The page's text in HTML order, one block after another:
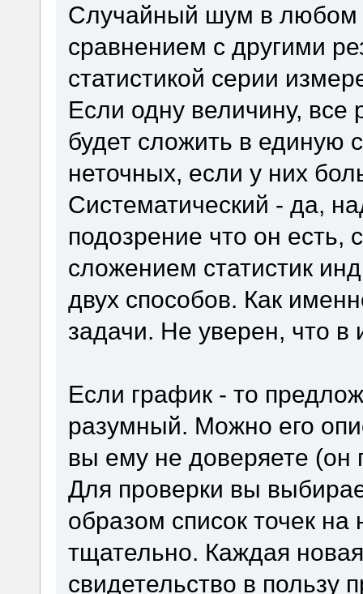
Случайный шум в любом
сравнением с другими
статистикой серии
Если одну величину, все
будет сложить в единую
неточных, если у них
Систематический - да,
подозрение что он есть,
сложением статистик
двух способов. Как
задачи. Не уверен, что в
Если график - то
разумный. Можно его
вы ему не доверяете
Для проверки вы
образом список точек
тщательно. Каждая
свидетельство в пользу